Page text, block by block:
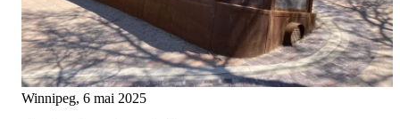
Winnipeg, 6 mai 2025